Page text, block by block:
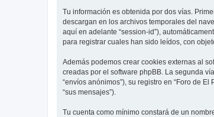
Tu información es obtenida por dos vías.
descargan en los archivos temporales del
aquí en adelante “session-id”),
para registrar cuales han sido leídos, con
Además podemos crear cookies externas al
creadas por el software phpBB. La segunda
“envíos anónimos”), su registro en “Foro de
“sus mensajes”).
Tu cuenta como mínimo constará de un